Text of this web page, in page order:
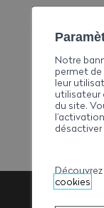
E-Mail
+41244717971
+41244721063
Notre
permet
leur
utilisateur
du site.
cookies